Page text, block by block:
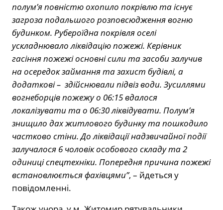
полум’я повністю охопило покрівлю та існує
загроза подальшого розповсюдження вогню
будинком. Рубероїдна покрівля оселі
ускладнювало ліквідацію пожежі. Керівник
гасіння пожежі основні сили та засоби залучив
на осередок займання та захист будівлі, а
додаткові – здійснювали підвіз води. Зусиллями
вогнеборців пожежу о 06:15 вдалося
локалізувати та о 06:30 ліквідувати. Полум’я
знищило дах житлового будинку та пошкодило
частково стіни. До ліквідації надзвичайної події
залучалося 6 чоловік особового складу та 2
одиниці спецтехніки. Попередня причина пожежі
встановлюється фахівцями”, – йдеться у
повідомленні.